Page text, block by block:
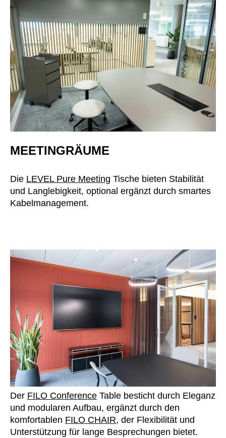
MEETINGRÄUME
Die LEVEL Pure Meeting Tische bieten Stabilität
und Langlebigkeit, optional ergänzt durch smartes
Kabelmanagement.
Der FILO Conference Table besticht durch Eleganz
und modularen Aufbau, ergänzt durch den
komfortablen FILO CHAIR, der Flexibilität und
Unterstützung für lange Besprechungen bietet.